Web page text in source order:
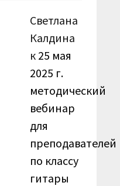
Светлана
Калдина
к 25 мая
2025 г.
методический
вебинар
для
преподавателей
по классу
гитары